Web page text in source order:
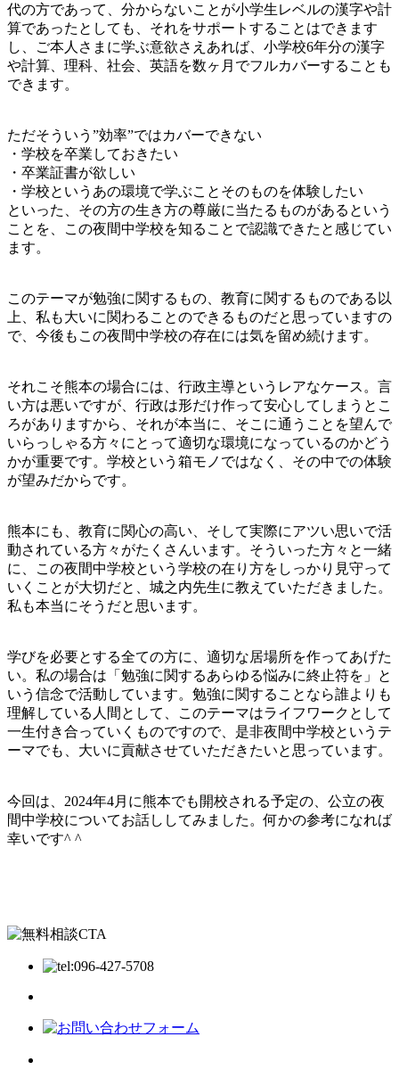
代の方であって、分からないことが小学生レベルの漢字や計
算であったとしても、それをサポートすることはできます
し、ご本人さまに学ぶ意欲さえあれば、小学校6年分の漢字
や計算、理科、社会、英語を数ヶ月でフルカバーすることも
できます。
ただそういう”効率”ではカバーできない
・学校を卒業しておきたい
・卒業証書が欲しい
・学校というあの環境で学ぶことそのものを体験したい
といった、その方の生き方の尊厳に当たるものがあるという
ことを、この夜間中学校を知ることで認識できたと感じてい
ます。
このテーマが勉強に関するもの、教育に関するものである以
上、私も大いに関わることのできるものだと思っていますの
で、今後もこの夜間中学校の存在には気を留め続けます。
それこそ熊本の場合には、行政主導というレアなケース。言
い方は悪いですが、行政は形だけ作って安心してしまうとこ
ろがありますから、それが本当に、そこに通うことを望んで
いらっしゃる方々にとって適切な環境になっているのかどう
かが重要です。学校という箱モノではなく、その中での体験
が望みだからです。
熊本にも、教育に関心の高い、そして実際にアツい思いで活
動されている方々がたくさんいます。そういった方々と一緒
に、この夜間中学校という学校の在り方をしっかり見守って
いくことが大切だと、城之内先生に教えていただきました。
私も本当にそうだと思います。
学びを必要とする全ての方に、適切な居場所を作ってあげた
い。私の場合は「勉強に関するあらゆる悩みに終止符を」と
いう信念で活動しています。勉強に関することなら誰よりも
理解している人間として、このテーマはライフワークとして
一生付き合っていくものですので、是非夜間中学校というテ
ーマでも、大いに貢献させていただきたいと思っています。
今回は、2024年4月に熊本でも開校される予定の、公立の夜
間中学校についてお話ししてみました。何かの参考になれば
幸いです^ ^